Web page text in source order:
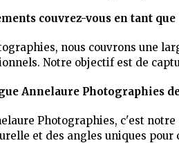
couvrez-vous en tant
nous couvrons une
Notre objectif est de
Annelaure Photographies
Photographies, c'est
et des angles uniques